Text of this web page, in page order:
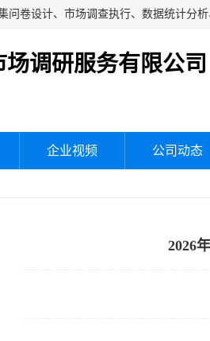
调研服务有限公司
企业视频 公司动态
2026